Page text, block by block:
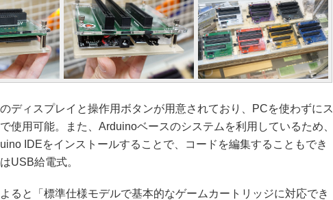
ディスプレイと操作用ボタンが用意されており、PCを使わずにス
使用可能。また、Arduinoベースのシステムを利用しているため、
IDEをインストールすることで、コードを編集することもでき
USB給電式。
ると「標準仕様モデルで基本的なゲームカートリッジに対応でき